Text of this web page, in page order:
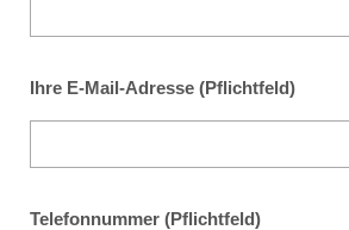
Ihre E-Mail-Adresse (Pflichtfeld)
Telefonnummer (Pflichtfeld)